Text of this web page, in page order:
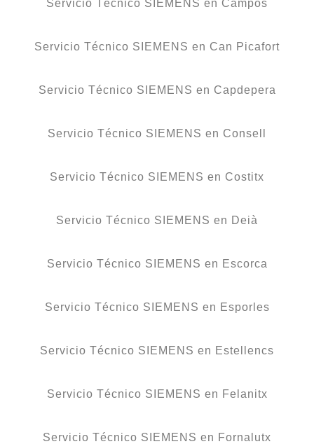
Servicio Técnico SIEMENS en Campos
Servicio Técnico SIEMENS en Can Picafort
Servicio Técnico SIEMENS en Capdepera
Servicio Técnico SIEMENS en Consell
Servicio Técnico SIEMENS en Costitx
Servicio Técnico SIEMENS en Deià
Servicio Técnico SIEMENS en Escorca
Servicio Técnico SIEMENS en Esporles
Servicio Técnico SIEMENS en Estellencs
Servicio Técnico SIEMENS en Felanitx
Servicio Técnico SIEMENS en Fornalutx